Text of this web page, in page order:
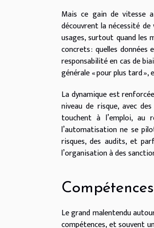
Mais ce gain de vitesse
découvrent la nécessité
usages, surtout quand les
concrets : quelles
responsabilité en cas de
générale « pour plus tard
La dynamique est
niveau de risque, avec
touchent à l’emploi, au
l’automatisation ne se
risques, des audits, et
l’organisation à des
Le grand malentendu
compétences, et souvent